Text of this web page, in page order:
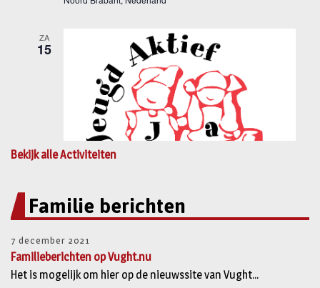
Bekijk alle Activiteiten
Familie berichten
7 december 2021
Familieberichten op Vught.nu
Het is mogelijk om hier op de nieuwssite van Vught...